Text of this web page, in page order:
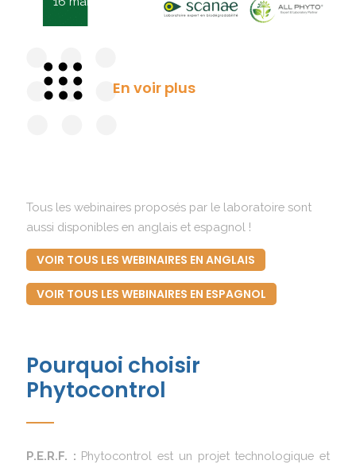
En voir plus
Tous les webinaires proposés par le laboratoire sont
aussi disponibles en anglais et espagnol !
VOIR TOUS LES WEBINAIRES EN ANGLAIS
VOIR TOUS LES WEBINAIRES EN ESPAGNOL
Pourquoi choisir
Phytocontrol
P.E.R.F. : Phytocontrol est un projet technologique et